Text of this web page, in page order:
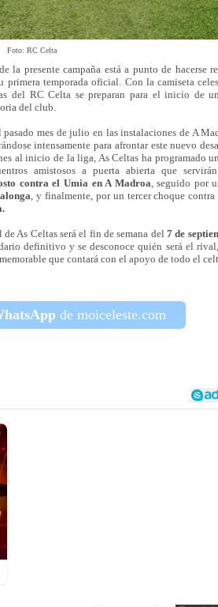
Foto: RC Celta
presente campaña está a punto de hacerse
primera temporada oficial. Con la camiseta
del RC Celta se preparan para el inicio de
del club.
mes de julio en las instalaciones de A
intensamente para afrontar este nuevo
al inicio de la liga, As Celtas ha programado
amistosos a puerta abierta que
contra el Umia en A Madroa , seguido por
, y finalmente, por un tercer choque
As Celtas será el fin de semana del7 de
definitivo y se desconoce quién será el
que contará con el apoyo de todo el
de moiceleste.com